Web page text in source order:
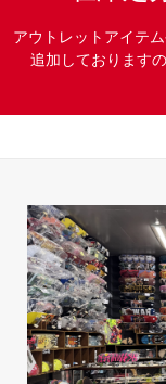
アウトレットアイテ
追加しております